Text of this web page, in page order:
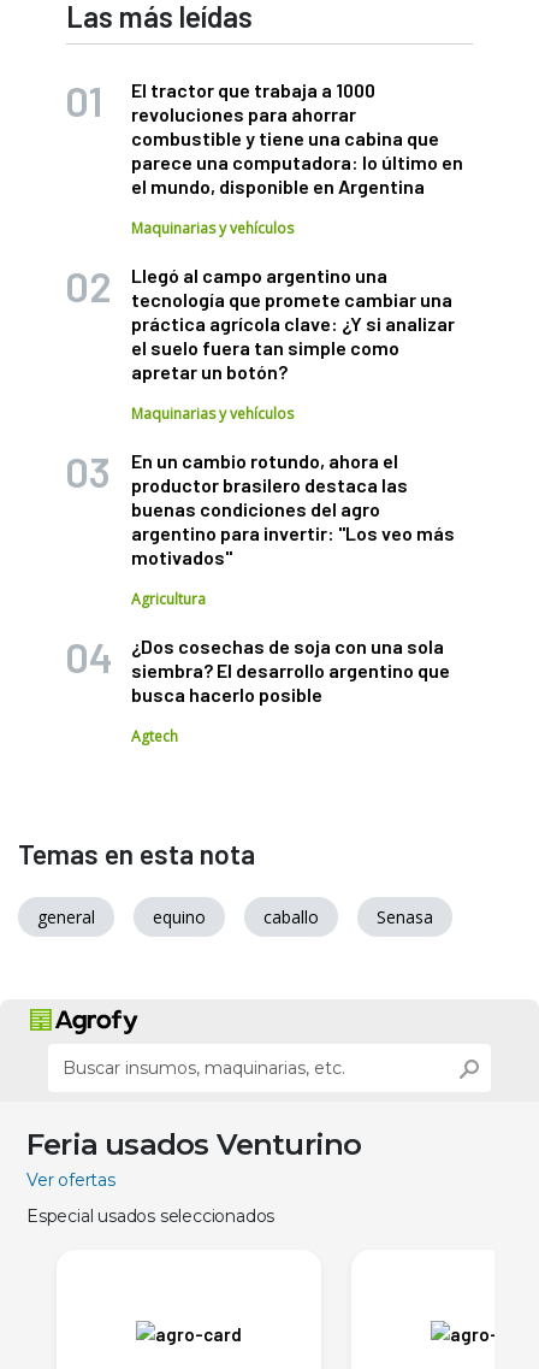
Las más leídas
El tractor que trabaja a 1000
revoluciones para ahorrar
combustible y tiene una cabina que
parece una computadora: lo último en
el mundo, disponible en Argentina
Maquinarias y vehículos
Llegó al campo argentino una
tecnología que promete cambiar una
práctica agrícola clave: ¿Y si analizar
el suelo fuera tan simple como
apretar un botón?
Maquinarias y vehículos
En un cambio rotundo, ahora el
productor brasilero destaca las
buenas condiciones del agro
argentino para invertir: "Los veo más
motivados"
Agricultura
¿Dos cosechas de soja con una sola
siembra? El desarrollo argentino que
busca hacerlo posible
Agtech
Temas en esta nota
general equino caballo Senasa
Feria usados Venturino
Ver ofertas
Especial usados seleccionados